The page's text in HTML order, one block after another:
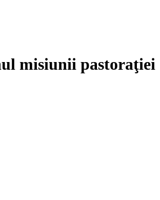
misiunii pastoraţiei